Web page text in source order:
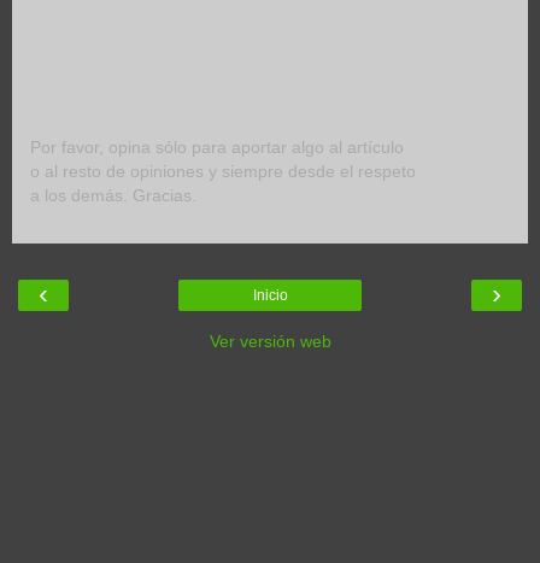
Por favor, opina sólo para aportar algo al artículo
o al resto de opiniones y siempre desde el respeto
a los demás. Gracias.
‹ ›
Inicio
Ver versión web